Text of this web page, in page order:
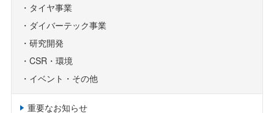
タイヤ事業
ダイバーテック事業
研究開発
CSR・環境
イベント・その他
重要なお知らせ